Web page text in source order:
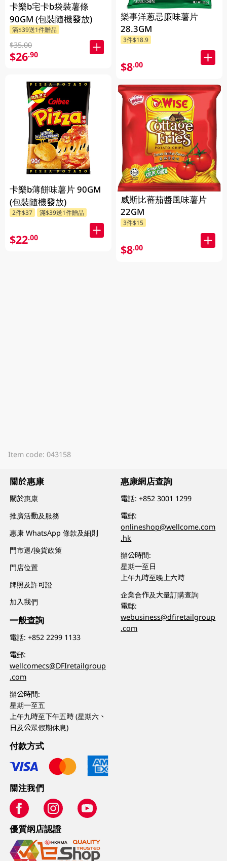
卡樂b宅卡b袋裝薯條
90GM (包裝隨機發放)
滿$39送1件贈品
$35.00
$26.90
卡樂b薄餅味薯片 90GM
(包裝隨機發放)
2件$37 滿$39送1件贈品
$22.00
樂事洋蔥忌廉味薯片
28.3GM
3件$18.9
$8.00
威斯比蕃茄醬風味薯片
22GM
3件$15
$8.00
Item code: 043158
關於惠康
關於惠康
推廣活動及服務
惠康 WhatsApp 條款及細則
門市退/換貨政策
門店位置
牌照及許可證
加入我們
一般查詢
電話:+852 2299 1133
電郵:
wellcomecs@DFIretailgroup
.com
辦公時間:
星期一至五
上午九時至下午五時 (星期六、
日及公眾假期休息)
惠康網店查詢
電話:+852 3001 1299
電郵:
onlineshop@wellcome.com
.hk
辦公時間:
星期一至日
上午九時至晚上六時
企業合作及大量訂購查詢
電郵:
webusiness@dfiretailgroup
.com
付款方式
關注我們
優質纲店認證